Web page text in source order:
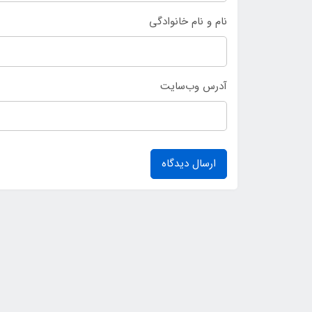
نام و نام خانوادگی
آدرس وب‌سایت
ارسال دیدگاه